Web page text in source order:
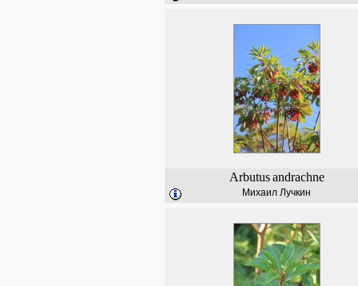
Arbutus andrachne
Михаил Лучкин